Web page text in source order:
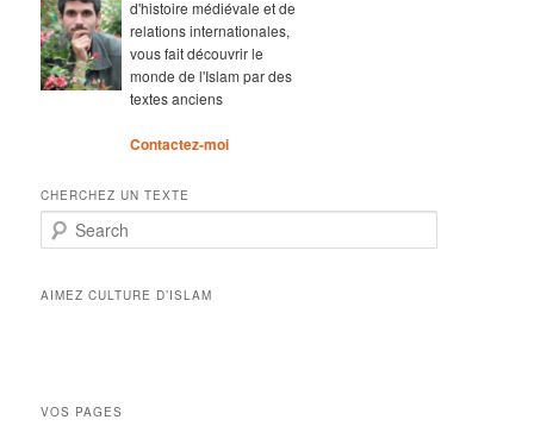
d'histoire médiévale et de
relations internationales,
vous fait découvrir le
monde de l'Islam par des
textes anciens
Contactez-moi
CHERCHEZ UN TEXTE
Search
AIMEZ CULTURE D’ISLAM
VOS PAGES